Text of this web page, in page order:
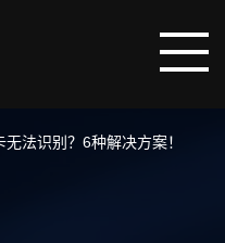
无法识别？6种解决方案！